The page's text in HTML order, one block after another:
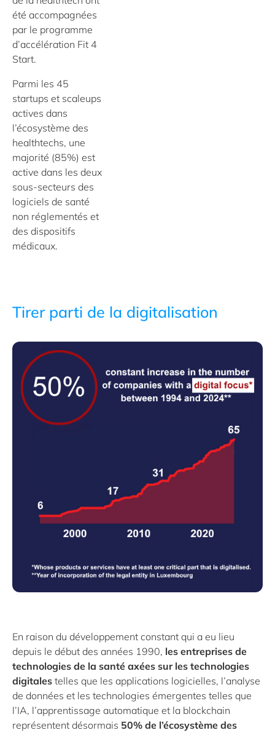
été accompagnées
par le programme
d’accélération Fit 4
Start.
Parmi les 45
startups et scaleups
actives dans
l’écosystème des
healthtechs, une
majorité (85%) est
active dans les deux
sous-secteurs des
logiciels de santé
non réglementés et
des dispositifs
médicaux.
Tirer parti de la digitalisation
En raison du développement constant qui a eu lieu
depuis le début des années 1990, les entreprises de
technologies de la santé axées sur les technologies
digitales telles que les applications logicielles, l’analyse
de données et les technologies émergentes telles que
l’IA, l’apprentissage automatique et la blockchain
représentent désormais 50% de l’écosystème des